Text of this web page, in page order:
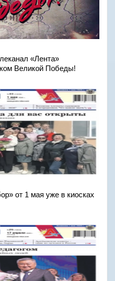
«Лента»
Великой Победы!
от 1 мая уже в киосках